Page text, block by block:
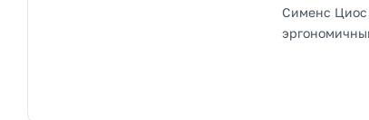
Сименс Циос